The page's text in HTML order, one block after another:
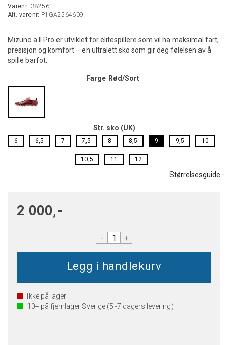
Varenr: 382561
Alt. varenr: P1GA2564609
Mizuno a II Pro er utviklet for elitespillere som vil ha maksimal fart,
presisjon og komfort – en ultralett sko som gir deg følelsen av å
spille barfot.
Farge Rød/Sort
Str. sko (UK)
6 6,5 7 7,5 8 8,5 9 9,5 10
10,5 11 12
Størrelsesguide
2 000,-
- +
Ikke på lager
10+ på fjernlager Sverige (5 -7 dagers levering)